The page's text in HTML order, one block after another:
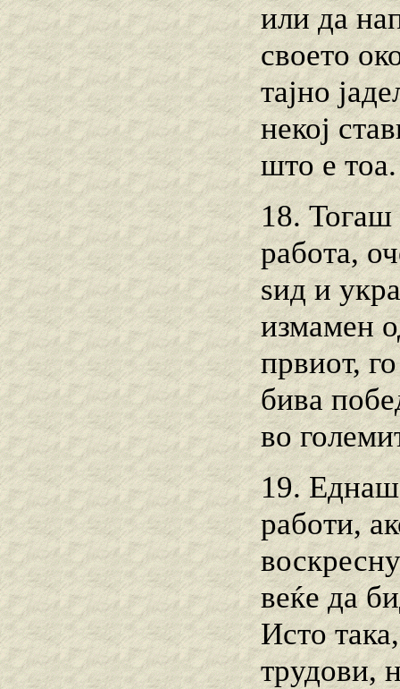
или да
своето
тајно
некој
што е
18. Тогаш
работа,
ѕид и
измамен
првиот,
бива
во
19. Еднаш
работи,
веќе да
Исто
трудови,